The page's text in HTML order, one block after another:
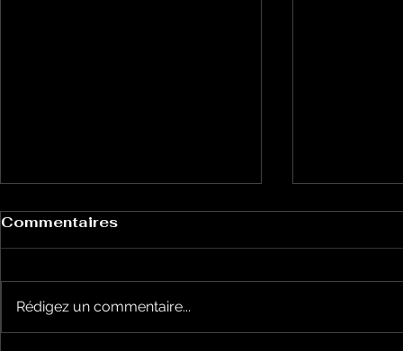
Commentaires
Rédigez un commentaire...